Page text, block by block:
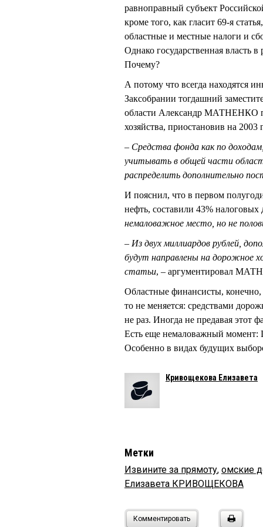
равноправный субъект
кроме того, как гласит 69-я
областные и местные налоги и
Однако государственная власть
Почему?
А потому что всегда находятся
Заксобрании тогдашний
области Александр МАТНЕНКО
хозяйства, приостановив на
– Средства фонда как по
учитывать в общей части
распределить дополнительно
И пояснил, что в первом
нефть, составили 43% налоговых
немаловажное место, но не
– Из двух миллиардов рублей,
будут направлены на дорожное
статьи, – аргументировал
Областные финансисты, конечно,
то не меняется: средствами
не раз. Иногда не предавая этот
Есть еще немаловажный
Особенно в видах будущих
Кривощекова Елизавета
Метки
Извините за прямоту, омские
Елизавета КРИВОЩЕКОВА
Комментировать